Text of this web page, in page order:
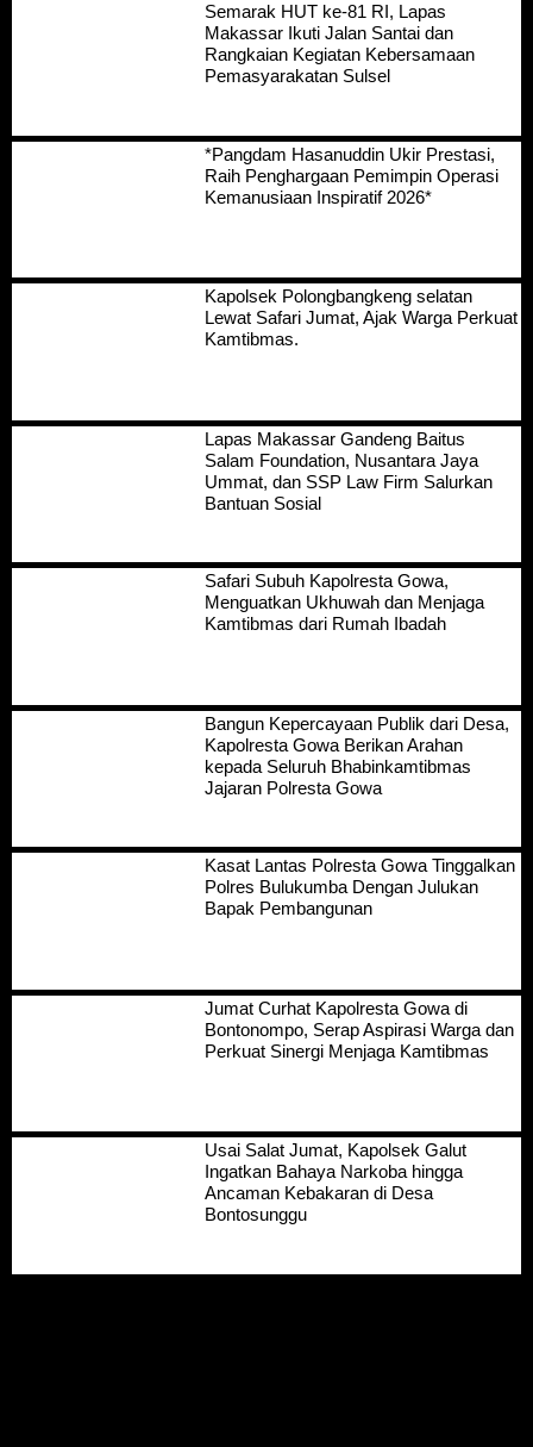
Semarak HUT ke-81 RI, Lapas
Makassar Ikuti Jalan Santai dan
Rangkaian Kegiatan Kebersamaan
Pemasyarakatan Sulsel
*Pangdam Hasanuddin Ukir Prestasi,
Raih Penghargaan Pemimpin Operasi
Kemanusiaan Inspiratif 2026*
Kapolsek Polongbangkeng selatan
Lewat Safari Jumat, Ajak Warga Perkuat
Kamtibmas.
Lapas Makassar Gandeng Baitus
Salam Foundation, Nusantara Jaya
Ummat, dan SSP Law Firm Salurkan
Bantuan Sosial
Safari Subuh Kapolresta Gowa,
Menguatkan Ukhuwah dan Menjaga
Kamtibmas dari Rumah Ibadah
Bangun Kepercayaan Publik dari Desa,
Kapolresta Gowa Berikan Arahan
kepada Seluruh Bhabinkamtibmas
Jajaran Polresta Gowa
Kasat Lantas Polresta Gowa Tinggalkan
Polres Bulukumba Dengan Julukan
Bapak Pembangunan
Jumat Curhat Kapolresta Gowa di
Bontonompo, Serap Aspirasi Warga dan
Perkuat Sinergi Menjaga Kamtibmas
Usai Salat Jumat, Kapolsek Galut
Ingatkan Bahaya Narkoba hingga
Ancaman Kebakaran di Desa
Bontosunggu